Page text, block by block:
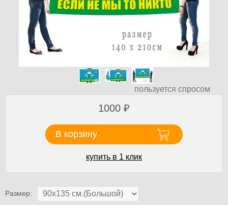
пользуется спросом
1000 ₽
В корзину
купить в 1 клик
Размер: